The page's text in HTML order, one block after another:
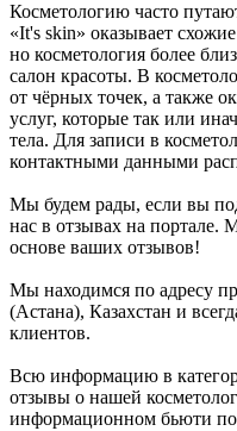
Косметологию часто
«It's skin» оказывает
но косметология более
салон красоты. В
от чёрных точек, а также
услуг, которые так или
тела. Для записи в
контактными данными
Мы будем рады, если вы
нас в отзывах на портале.
основе ваших отзывов!
Мы находимся по адресу
(Астана), Казахстан и
клиентов.
Всю информацию в
отзывы о нашей
информационном бьюти